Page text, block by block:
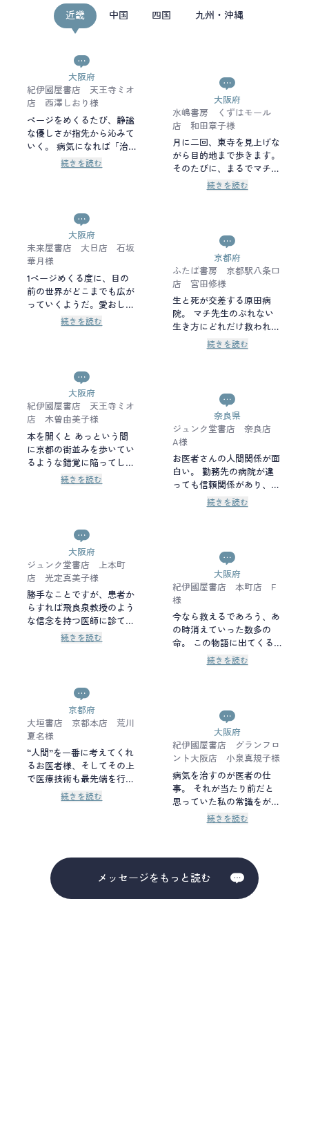
近畿 中国 四国 九州・沖縄
大阪府
紀伊國屋書店 天王寺ミオ
店 西澤しおり様
ページをめくるたび、静謐
な優しさが指先から沁みて
いく。 病気になれば「治
せるか、治せないか」どち
たい。けれど、マチ先生は
「治せない」その先を、理
不尽に背負った苦しみを、
共に背負ってくれる。
「医療では、人を救えな
い」この言葉は諦めではな
く、限界を知るからこそ、
その先を考え抜く医師とし
ての力強さがありました。
続きを読む
大阪府
水嶋書房 くずはモール
店 和田章子様
月に二回、東寺を見上げな
がら目的地まで歩きます。
そのたびに、まるでマチ先
生が自転車で横を通り過ぎ
す。 コスパ、タイパ、そ
してAIの進化。 心が振り回
されがちな2025年を生きる
ために、この本はじっくり
読む価値があります。きっ
と「心の置き場所」を見つ
けさせてくれるはずです。
続きを読む
大阪府
未来屋書店 大日店 石坂
華月様
1ページめくる度に、目の
前の世界がどこまでも広が
っていくようだ。愛おしむ
ように言葉を追いました。
み、その答えの深さに涙が
伝います。 もう胸がいっ
ぱいで本を抱きしめてしま
いました。 この物語に出
合えてよかった。 たくさ
んの人に読んでもらいた
い！心からそう願います。
続きを読む
京都府
ふたば書房 京都駅八条口
店 宮田修様
生と死が交差する原田病
院。 マチ先生のぶれない
生き方にどれだけ救われる
だろう。 それは、哲学に
る。 命を繋ぐ、命を看取
る、あらためて大変な職業
だと実感しました。 これ
は、本当に身近な話の物
語。 小説を楽しんだあと
は、自分のことのように考
えてみてほしい。
続きを読む
大阪府
紀伊國屋書店 天王寺ミオ
店 木曽由美子様
本を開くと あっという間
に京都の街並みを歩いてい
るような錯覚に陥ってしま
いました。 しばし日常を
と語りかけるように問いか
けてくる。 その問いがじ
わじわと心に染み込み、命
の尊厳について考えるきっ
かけとなりました。 今読
めてよかった。 大切な人
の命と向き合うことができ
ました。
続きを読む
奈良県
ジュンク堂書店 奈良店
A様
お医者さんの人間関係が面
白い。 勤務先の病院が違
っても信頼関係があり、い
つか患者になるかもしれな
続きを読む
大阪府
ジュンク堂書店 上本町
店 光定真美子様
勝手なことですが、患者か
らすれば飛良泉教授のよう
な信念を持つ医師に診ても
らいたい。でも個人の自由
れが用意できない社会だか
ら、今後頑張る人に皺寄せ
がいって潰れてしまうんだ
ろうなと思います。何か患
者側からできることはない
のかと考えさせられる物語
でした。 マチ先生は恋愛
に関して往生際が悪そうで
すね。好きになっても自分
続きを読む
大阪府
紀伊國屋書店 本町店 F
様
今なら救えるであろう、あ
の時消えていった数多の
命。 この物語に出てくる
先生達も人間なのだから、
でも医療の路を歩む、と決
めた静かな凄みがそこにあ
る。 自分のこれからとい
つかの最期を、「君自身は
どう感じて考えているの」
と穏やかに問われているよ
うな、そんな物語だと感じ
た。
続きを読む
京都府
大垣書店 京都本店 荒川
夏名様
“人間”を一番に考えてくれ
るお医者様、そしてその上
で医療技術も最先端を行
き、なのにさらに常に自分
段は生や死について当たり
前すぎて考える機会もなか
なかありませんが、『エピ
クロスの処方箋』を拝読
続きを読む
大阪府
紀伊國屋書店 グランフロ
ント大阪店 小泉真規子様
病気を治すのが医者の仕
事。 それが当たり前だと
思っていた私の常識をがら
りと変えられてしまった。
の苦しみや悔しさがあった
のだろうか。 治らない病
気に対して医者は無力なの
続きを読む
メッセージをもっと読む